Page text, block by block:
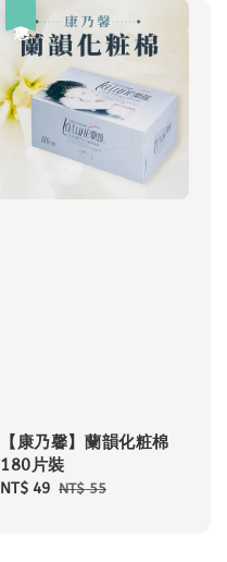
【康乃馨】蘭韻化粧棉
180片裝
Sale
NT$ 49 Regular
NT$ 55